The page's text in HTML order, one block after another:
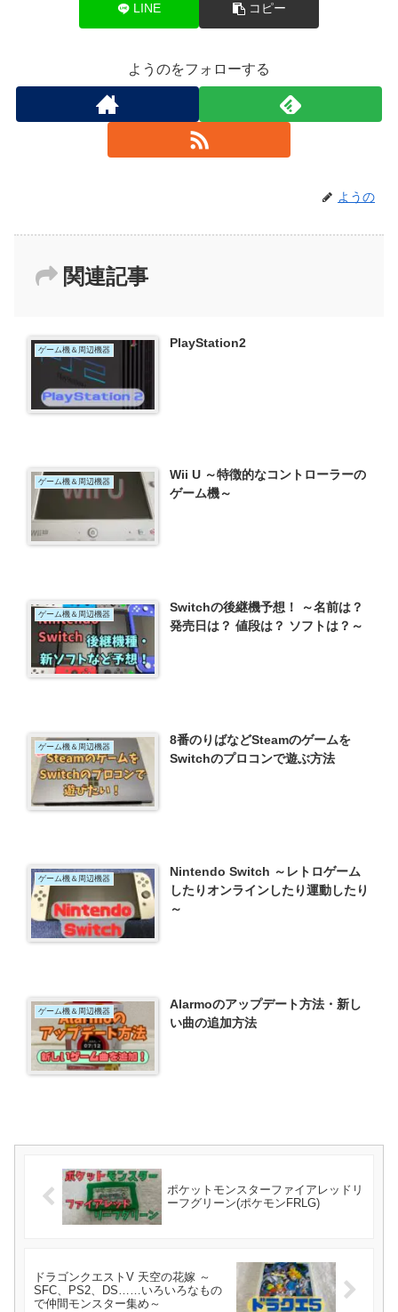
LINE コピー
ようのをフォローする
ようの
関連記事
ゲーム機＆周辺機器 PlayStation2
ゲーム機＆周辺機器
Wii U ～特徴的なコントローラーの
ゲーム機～
ゲーム機＆周辺機器
Switchの後継機予想！ ～名前は？
発売日は？ 値段は？ ソフトは？～
ゲーム機＆周辺機器
8番のりばなどSteamのゲームを
Switchのプロコンで遊ぶ方法
ゲーム機＆周辺機器
Nintendo Switch ～レトロゲーム
したりオンラインしたり運動したり
～
ゲーム機＆周辺機器
Alarmoのアップデート方法・新し
い曲の追加方法
ポケットモンスターファイアレッドリ
ーフグリーン(ポケモンFRLG)
ドラゴンクエストV 天空の花嫁 ～
SFC、PS2、DS……いろいろなもの
で仲間モンスター集め～